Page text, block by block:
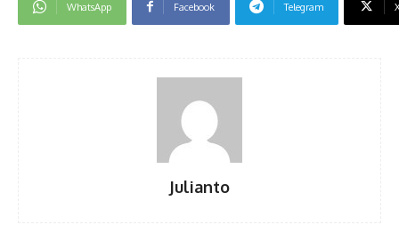
WhatsApp Facebook Telegram
Julianto